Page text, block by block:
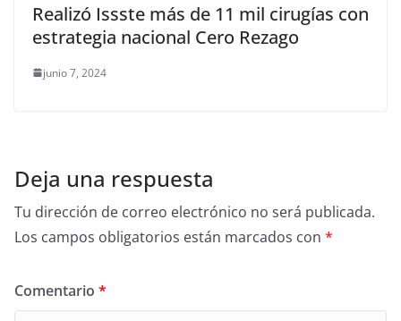
Realizó Issste más de 11 mil cirugías con
estrategia nacional Cero Rezago
junio 7, 2024
Deja una respuesta
Tu dirección de correo electrónico no será publicada.
Los campos obligatorios están marcados con *
Comentario *